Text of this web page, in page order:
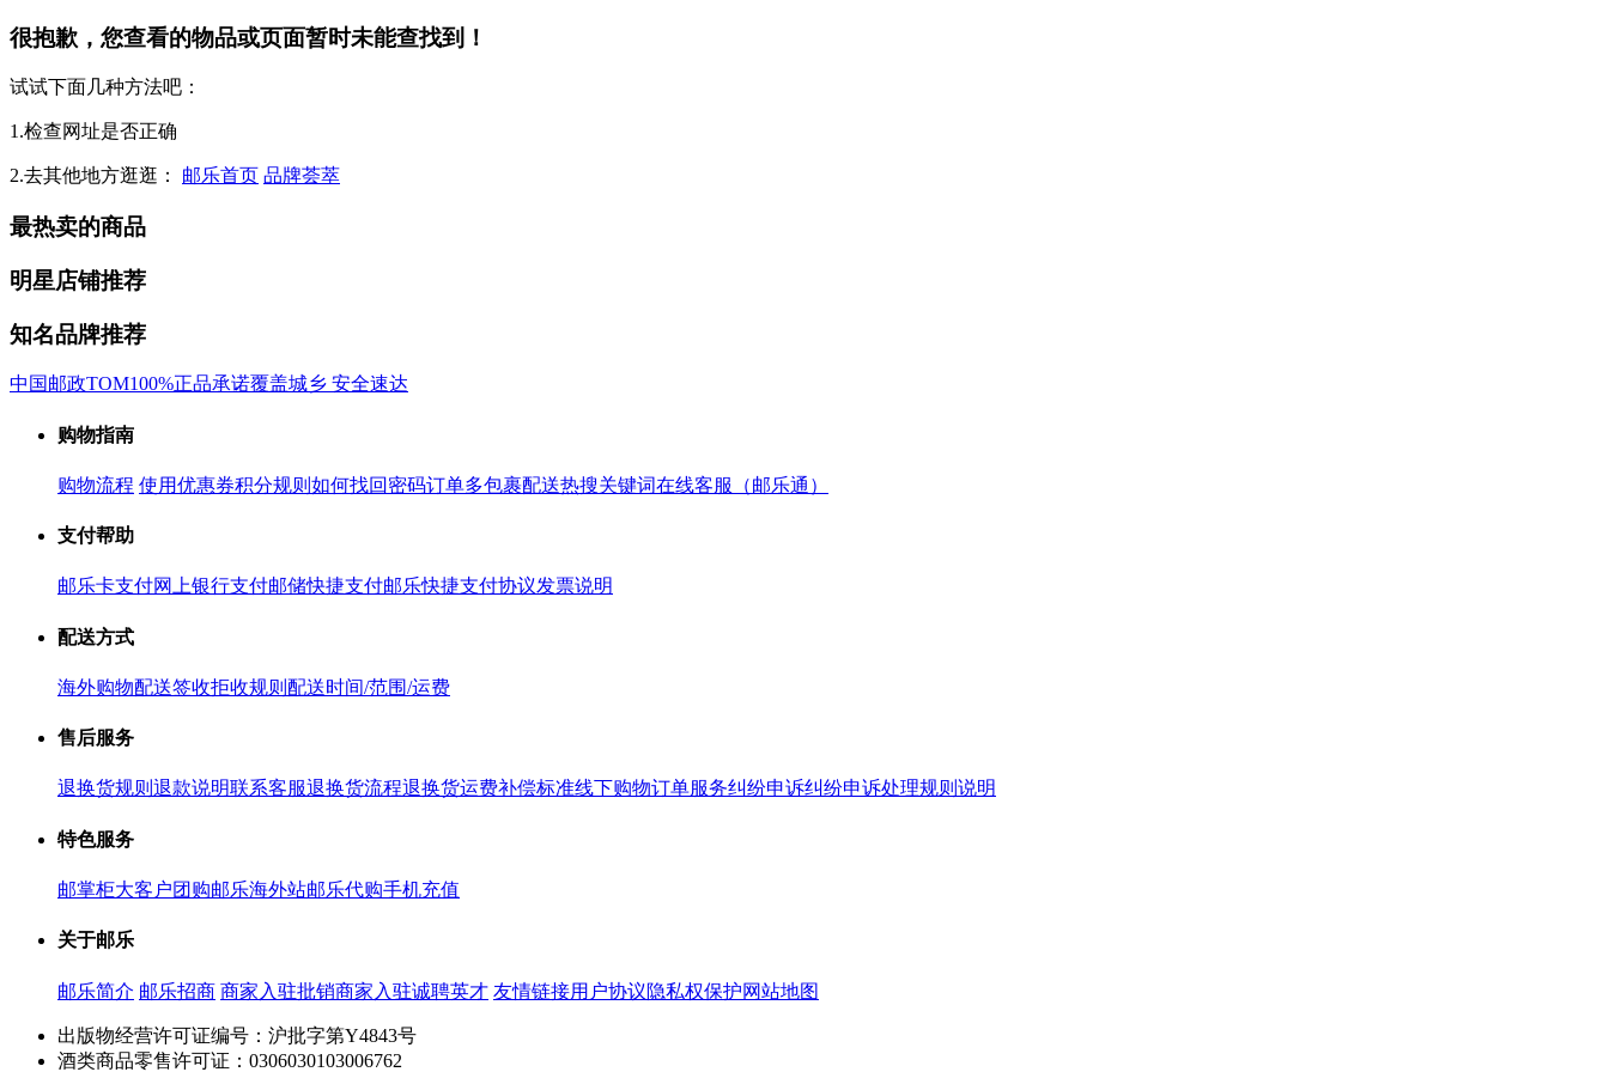
很抱歉，您查看的物品或页面暂时未能查找到！
试试下面几种方法吧：
1.检查网址是否正确
2.去其他地方逛逛： 邮乐首页 品牌荟萃
最热卖的商品
明星店铺推荐
知名品牌推荐
中国邮政TOM100%正品承诺覆盖城乡 安全速达
购物指南
购物流程 使用优惠券积分规则 如何找回密码订单多包裹配送热搜关键词在线客服（邮乐通）
支付帮助
邮乐卡支付网上银行支付邮储快捷支付邮乐快捷支付协议发票说明
配送方式
海外购物配送签收拒收规则 配送时间/范围/运费
售后服务
退换货规则 退款说明联系客服退换货流程退换货运费补偿标准线下购物订单服务纠纷申诉纠纷申诉处理规则说明
特色服务
邮掌柜大客户团购邮乐海外站邮乐代购手机充值
关于邮乐
邮乐简介 邮乐招商 商家入驻批销商家入驻诚聘英才 友情链接用户协议隐私权保护网站地图
出版物经营许可证编号：沪批字第Y4843号
酒类商品零售许可证：0306030103006762